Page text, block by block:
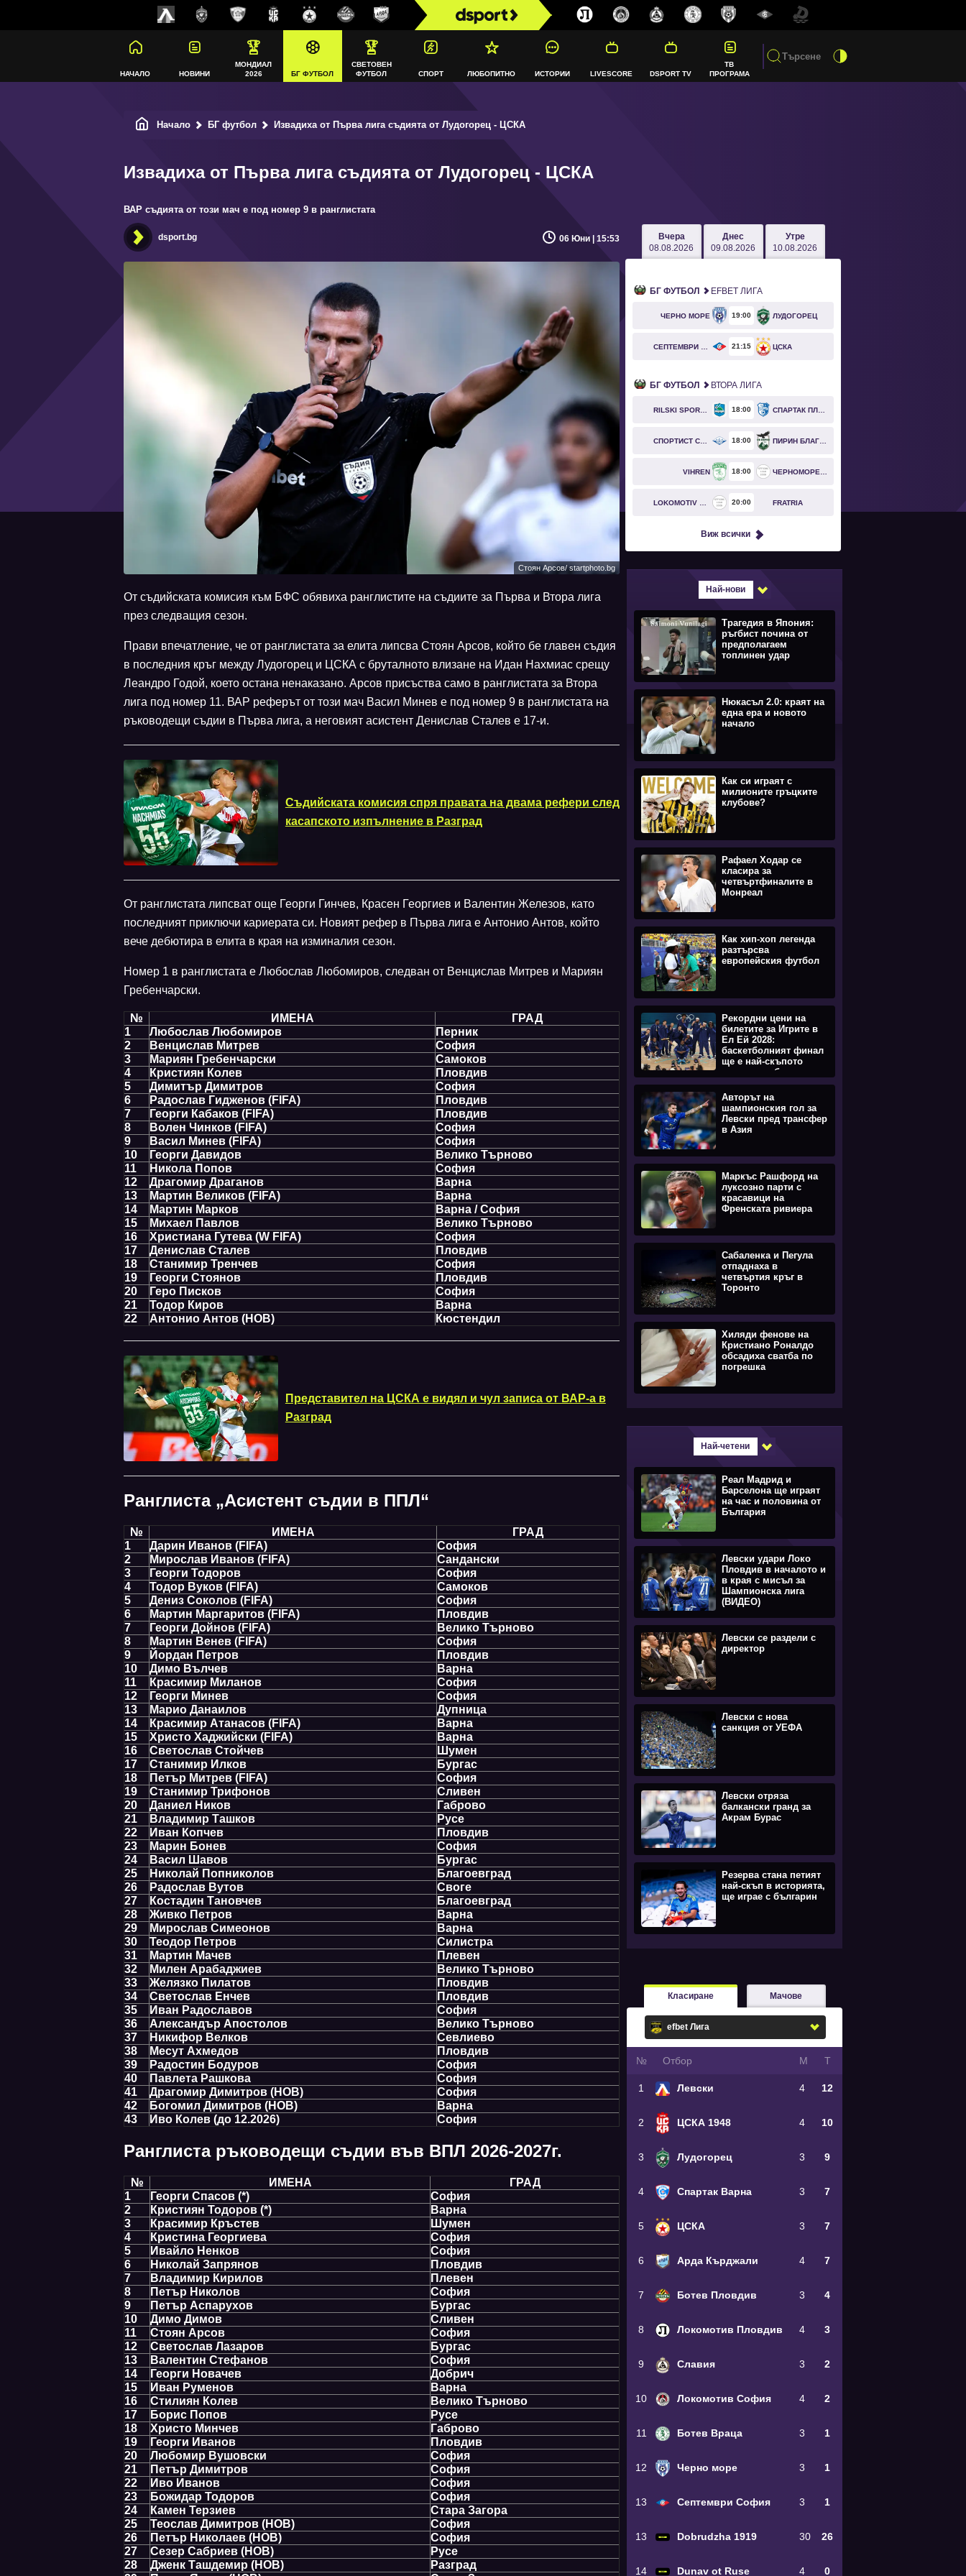
НАЧАЛО НОВИНИ
МОНДИАЛ
2026
БГ ФУТБОЛ
СВЕТОВЕН
ФУТБОЛ
СПОРТ ЛЮБОПИТНО ИСТОРИИ LIVESCORE DSPORT TV
ТВ
ПРОГРАМА
Начало БГ футбол Извадиха от Първа лига съдията от Лудогорец - ЦСКА
Извадиха от Първа лига съдията от Лудогорец - ЦСКА
ВАР съдията от този мач е под номер 9 в ранглистата
dsport.bg 06 Юни | 15:53
Стоян Арсов/ startphoto.bg
От съдийската комисия към БФС обявиха ранглистите на съдиите за Първа и Втора лига
през следващия сезон.
Прави впечатление, че от ранглистата за елита липсва Стоян Арсов, който бе главен съдия
в последния кръг между Лудогорец и ЦСКА с бруталното влизане на Идан Нахмиас срещу
Леандро Годой, което остана ненаказано. Арсов присъства само в ранглистата за Втора
лига под номер 11. ВАР реферът от този мач Васил Минев е под номер 9 в ранглистата на
ръководещи съдии в Първа лига, а неговият асистент Денислав Сталев е 17-и.
Съдийската комисия спря правата на двама рефери след
касапското изпълнение в Разград
От ранглистата липсват още Георги Гинчев, Красен Георгиев и Валентин Железов, като
последният приключи кариерата си. Новият рефер в Първа лига е Антонио Антов, който
вече дебютира в елита в края на изминалия сезон.
Номер 1 в ранглистата е Любослав Любомиров, следван от Венцислав Митрев и Мариян
Гребенчарски.
№ ИМЕНА
ГРАД
1
Любослав Любомиров
Перник
2
Венцислав Митрев
София
3
Мариян Гребенчарски
Самоков
4
Кристиян Колев
Пловдив
5
Димитър Димитров
София
6
Радослав Гидженов (FIFA)
Пловдив
7
Георги Кабаков (FIFA)
Пловдив
8
Волен Чинков (FIFA)
София
9
Васил Минев (FIFA)
София
10
Георги Давидов
Велико Търново
11
Никола Попов
София
12
Драгомир Драганов
Варна
13
Мартин Великов (FIFA)
Варна
14
Мартин Марков
Варна / София
15
Михаел Павлов
Велико Търново
16
Христиана Гутева (W FIFA)
София
17
Денислав Сталев
Пловдив
18
Станимир Тренчев
София
19
Георги Стоянов
Пловдив
20
Геро Писков
София
21
Тодор Киров
Варна
22
Антонио Антов (НОВ) Кюстендил
Представител на ЦСКА е видял и чул записа от ВАР-а в
Разград
Ранглиста „Асистент съдии в ППЛ“
№ ИМЕНА
ГРАД
1
Дарин Иванов (FIFA)
София
2
Мирослав Иванов (FIFA)
Сандански
3
Георги Тодоров
София
4
Тодор Вуков (FIFA)
Самоков
5
Дениз Соколов (FIFA)
София
6
Мартин Маргаритов (FIFA)
Пловдив
7
Георги Дойнов (FIFA)
Велико Търново
8
Мартин Венев (FIFA)
София
9
Йордан Петров
Пловдив
10
Димо Вълчев
Варна
11
Красимир Миланов
София
12
Георги Минев
София
13
Марио Данаилов
Дупница
14
Красимир Атанасов (FIFA)
Варна
15
Христо Хаджийски (FIFA)
Варна
16
Светослав Стойчев
Шумен
17
Станимир Илков
Бургас
18
Петър Митрев (FIFA)
София
19
Станимир Трифонов
Сливен
20
Даниел Ников
Габрово
21
Владимир Ташков
Русе
22
Иван Копчев
Пловдив
23
Марин Бонев
София
24
Васил Шавов
Бургас
25
Николай Попниколов
Благоевград
26
Радослав Вутов
Своге
27
Костадин Тановчев
Благоевград
28
Живко Петров
Варна
29
Мирослав Симеонов
Варна
30
Теодор Петров
Силистра
31
Мартин Мачев
Плевен
32
Милен Арабаджиев
Велико Търново
33
Желязко Пилатов
Пловдив
34
Светослав Енчев
Пловдив
35
Иван Радославов
София
36
Александър Апостолов
Велико Търново
37
Никифор Велков
Севлиево
38
Месут Ахмедов
Пловдив
39
Радостин Бодуров
София
40
Павлета Рашкова
София
41
Драгомир Димитров (НОВ)
София
42
Богомил Димитров (НОВ)
Варна
43
Иво Колев (до 12.2026) София
Ранглиста ръководещи съдии във ВПЛ 2026-2027г.
№ ИМЕНА
ГРАД
1
Георги Спасов (*)
София
2
Кристиян Тодоров (*)
Варна
3
Красимир Кръстев
Шумен
4
Кристина Георгиева
София
5
Ивайло Ненков
София
6
Николай Запрянов
Пловдив
7
Владимир Кирилов
Плевен
8
Петър Николов
София
9
Петър Аспарухов
Бургас
10
Димо Димов
Сливен
11
Стоян Арсов
София
12
Светослав Лазаров
Бургас
13
Валентин Стефанов
София
14
Георги Новачев
Добрич
15
Иван Руменов
Варна
16
Стилиян Колев
Велико Търново
17
Борис Попов
Русе
18
Христо Минчев
Габрово
19
Георги Иванов
Пловдив
20
Любомир Вушовски
София
21
Петър Димитров
София
22
Иво Иванов
София
23
Божидар Тодоров
София
24
Камен Терзиев
Стара Загора
25
Теослав Димитров (НОВ)
София
26
Петър Николаев (НОВ)
София
27
Сезер Сабриев (НОВ)
Русе
28
Дженк Ташдемир (НОВ)
Разград
Вчера
08.08.2026
Днес
09.08.2026
Утре
10.08.2026
БГ ФУТБОЛ EFBET ЛИГА
ЧЕРНО МОРЕ 19 00 ЛУДОГОРЕЦ
21 15 ЦСКА
БГ ФУТБОЛ ВТОРА ЛИГА
18 00
18 00
VIHREN 18 00
20 00 FRATRIA
Виж всички
Най-нови
Трагедия в Япония:
ръгбист почина от
предполагаем
топлинен удар
Нюкасъл 2.0: краят на
една ера и новото
начало
Как си играят с
милионите гръцките
клубове?
Рафаел Ходар се
класира за
четвъртфиналите в
Монреал
Как хип-хоп легенда
разтърсва
европейския футбол
Рекордни цени на
билетите за Игрите в
Ел Ей 2028:
баскетболният финал
ще е най-скъпото
спортно събитие
Авторът на
шампионския гол за
Левски пред трансфер
в Азия
Маркъс Рашфорд на
луксозно парти с
красавици на
Френската ривиера
Сабаленка и Пегула
отпаднаха в
четвъртия кръг в
Торонто
Хиляди фенове на
Кристиано Роналдо
обсадиха сватба по
погрешка
Най-четени
Реал Мадрид и
Барселона ще играят
на час и половина от
България
Левски удари Локо
Пловдив в началото и
в края с мисъл за
Шампионска лига
(ВИДЕО)
Левски се раздели с
директор
Левски с нова
санкция от УЕФА
Левски отряза
балкански гранд за
Акрам Бурас
Резерва стана петият
най-скъп в историята,
ще играе с българин
Класиране Мачове
№ Oтбор М Т
1 Левски 4 12
2 ЦСКА 1948 4 10
3 Лудогорец 3 9
4 Спартак Варна 3 7
5 ЦСКА 3 7
6 Арда Кърджали 4 7
7 Ботев Пловдив 3 4
8 Локомотив Пловдив 4 3
9 Славия 3 2
10 Локомотив София 4 2
11 Ботев Враца 3 1
12 Черно море 3 1
13 Септември София 3 1
13 Dobrudzha 1919 30 26
14 Dunav ot Ruse 4 0